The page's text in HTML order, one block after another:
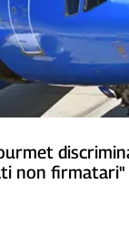
non firmatari"